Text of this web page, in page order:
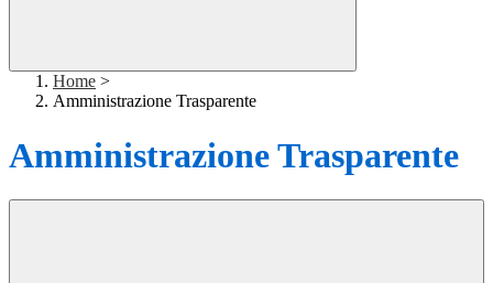
Home >
Amministrazione Trasparente
Amministrazione Trasparente